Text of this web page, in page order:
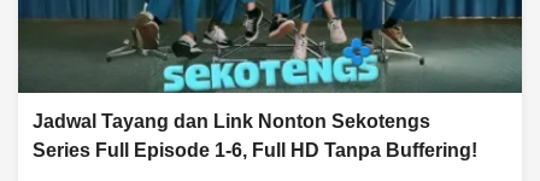
Jadwal Tayang dan Link Nonton Sekotengs
Series Full Episode 1-6, Full HD Tanpa Buffering!